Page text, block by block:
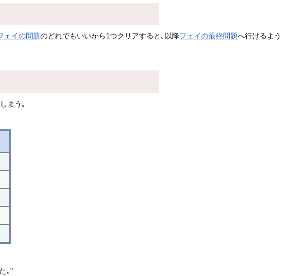
ェイの問題のどれでもいいから1つクリアすると､以降フェイの最終問題へ行けるよう
まう｡
｡"